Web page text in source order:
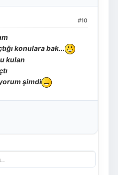
#10
konulara bak...
kulan
şimdi